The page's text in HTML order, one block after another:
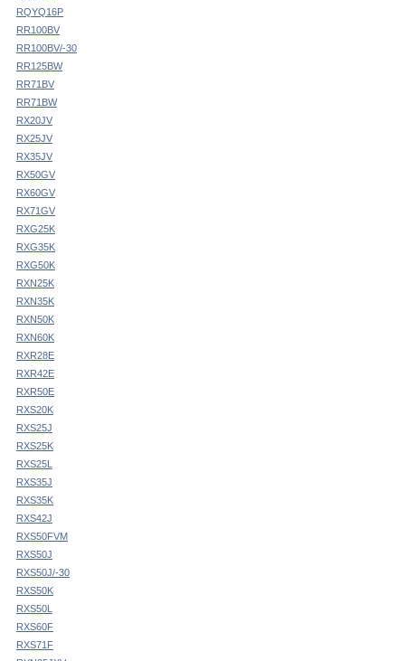
RQYQ16P
RR100BV
RR100BV/-30
RR125BW
RR71BV
RR71BW
RX20JV
RX25JV
RX35JV
RX50GV
RX60GV
RX71GV
RXG25K
RXG35K
RXG50K
RXN25K
RXN35K
RXN50K
RXN60K
RXR28E
RXR42E
RXR50E
RXS20K
RXS25J
RXS25K
RXS25L
RXS35J
RXS35K
RXS42J
RXS50FVM
RXS50J
RXS50J/-30
RXS50K
RXS50L
RXS60F
RXS71F